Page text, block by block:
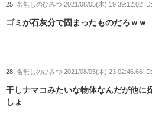
25: 名無しのひみつ 2021/08/05(木) 19:39:12.02
ゴミが石灰分で固まったものだろｗｗ
28: 名無しのひみつ 2021/08/05(木) 23:02:46.66
干しナマコみたいな物体なんだが他に
しょ